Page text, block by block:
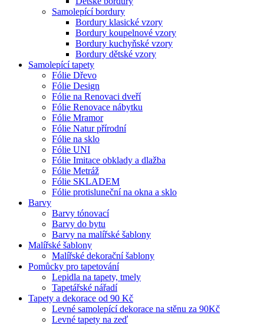
Samolepící bordury
Bordury klasické vzory
Bordury koupelnové vzory
Bordury kuchyňské vzory
Bordury dětské vzory
Samolepící tapety
Fólie Dřevo
Fólie Design
Fólie na Renovaci dveří
Fólie Renovace nábytku
Fólie Mramor
Fólie Natur přírodní
Fólie na sklo
Fólie UNI
Fólie Imitace obklady a dlažba
Fólie Metráž
Fólie SKLADEM
Fólie protisluneční na okna a sklo
Barvy
Barvy tónovací
Barvy do bytu
Barvy na malířské šablony
Malířské šablony
Malířské dekorační šablony
Pomůcky pro tapetování
Lepidla na tapety, tmely
Tapetářské nářadí
Tapety a dekorace od 90 Kč
Levné samolepící dekorace na stěnu za 90Kč
Levné tapety na zeď